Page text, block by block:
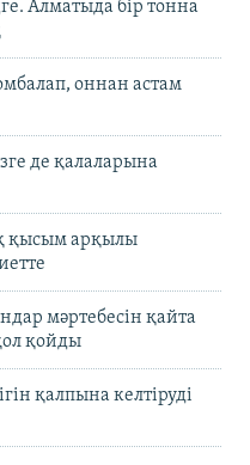
Алматыда бір тонна
оннан астам
де қалаларына
қысым арқылы
мәртебесін қайта
қойды
қалпына келтіруді